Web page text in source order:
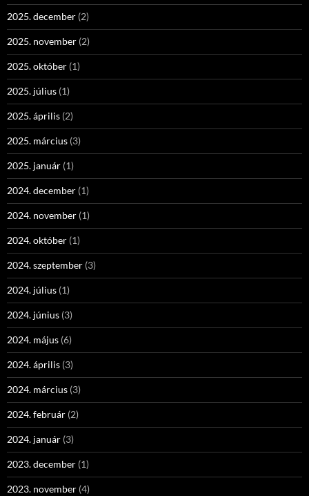
2025. december (2)
2025. november (2)
2025. október (1)
2025. július (1)
2025. április (2)
2025. március (3)
2025. január (1)
2024. december (1)
2024. november (1)
2024. október (1)
2024. szeptember (3)
2024. július (1)
2024. június (3)
2024. május (6)
2024. április (3)
2024. március (3)
2024. február (2)
2024. január (3)
2023. december (1)
2023. november (4)